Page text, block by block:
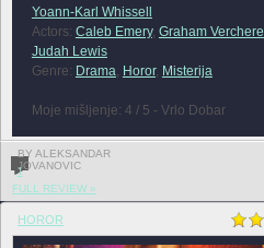
Yoann-Karl Whissell
Actors: Caleb Emery, Graham Verchere
Judah Lewis
Genre: Drama Horor, Misterija
Moje mišljenje: 4 / 5 - Vrlo Dobar
BY ALEKSANDAR
JOVANOVIC
1
FULL REVIEW »
HOROR